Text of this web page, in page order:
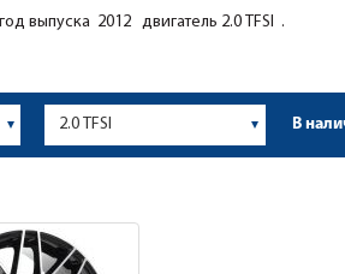
год выпуска 2012 двигатель 2.0 TFSI .
В